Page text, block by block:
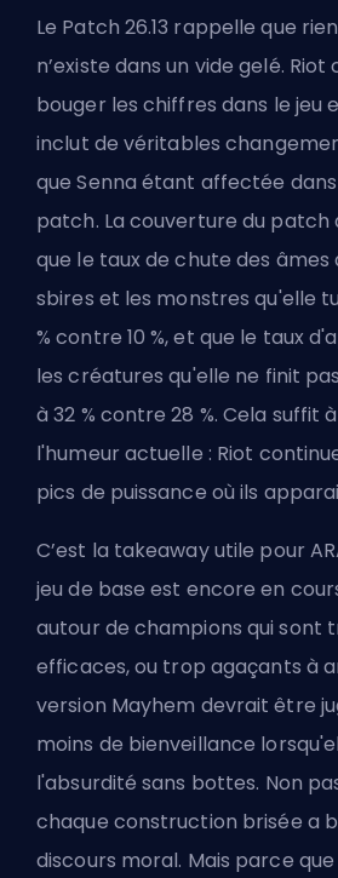
Le Patch 26.13 rappelle que
n’existe dans un vide gelé. Riot
bouger les chiffres dans le jeu
inclut de véritables
que Senna étant affectée
patch. La couverture du patch
que le taux de chute des âmes
sbires et les monstres qu'elle
% contre 10 %, et que le taux
les créatures qu'elle ne finit
à 32 % contre 28 %. Cela suffit
l'humeur actuelle : Riot
pics de puissance où ils
C’est la takeaway utile pour
jeu de base est encore en
autour de champions qui sont
efficaces, ou trop agaçants à
version Mayhem devrait être
moins de bienveillance
l'absurdité sans bottes. Non
chaque construction brisée a
discours moral. Mais parce